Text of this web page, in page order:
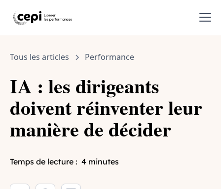
Tous les articles Performance
IA : les dirigeants
doivent réinventer leur
manière de décider
Temps de lecture : 4 minutes